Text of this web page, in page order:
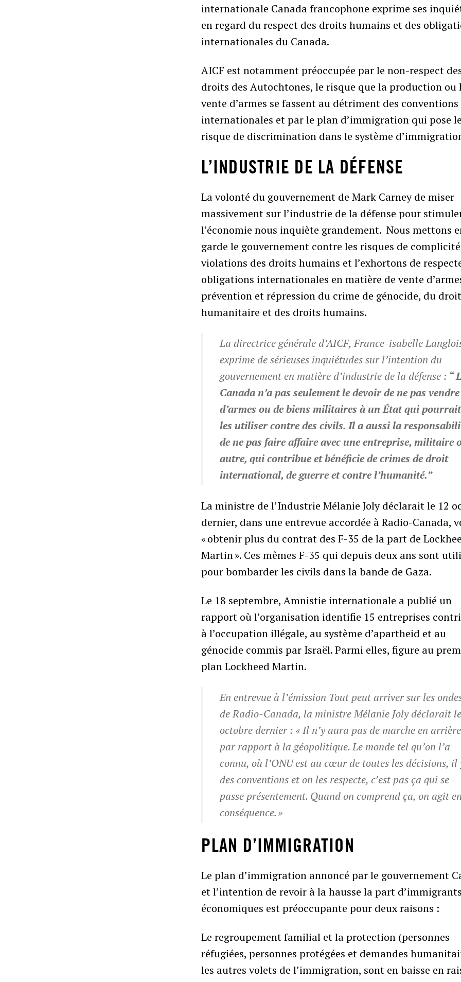
internationale Canada francophone exprime ses
en regard du respect des droits humains et des
internationales du Canada.
AICF est notamment préoccupée par le non-respect
droits des Autochtones, le risque que la production ou
vente d’armes se fassent au détriment des conventions
internationales et par le plan d’immigration qui pose le
risque de discrimination dans le système
L’INDUSTRIE DE LA DÉFENSE
La volonté du gouvernement de Mark Carney de miser
massivement sur l’industrie de la défense pour
l’économie nous inquiète grandement. Nous mettons
garde le gouvernement contre les risques de
violations des droits humains et l’exhortons de
obligations internationales en matière de vente
prévention et répression du crime de génocide, du droit
humanitaire et des droits humains.
La directrice générale d’AICF, France-isabelle
exprime de sérieuses inquiétudes sur l’intention du
gouvernement en matière d’industrie de la défense : “
Canada n’a pas seulement le devoir de ne pas vendre
d’armes ou de biens militaires à un État qui pourrait
les utiliser contre des civils. Il a aussi la
de ne pas faire affaire avec une entreprise, militaire
autre, qui contribue et bénéficie de crimes de droit
international, de guerre et contre l’humanité.”
La ministre de l’Industrie Mélanie Joly déclarait le 12
dernier, dans une entrevue accordée à Radio-Canada,
« obtenir plus du contrat des F-35 de la part de
Martin ». Ces mêmes F-35 qui depuis deux ans sont
pour bombarder les civils dans la bande de Gaza.
Le 18 septembre, Amnistie internationale a publié un
rapport où l’organisation identifie 15 entreprises
à l’occupation illégale, au système d’apartheid et au
génocide commis par Israël. Parmi elles, figure au
plan Lockheed Martin.
En entrevue à l’émission Tout peut arriver sur les
de Radio-Canada, la ministre Mélanie Joly déclarait
octobre dernier : « Il n’y aura pas de marche en arrière
par rapport à la géopolitique. Le monde tel qu’on l’a
connu, où l’ONU est au cœur de toutes les décisions, il
des conventions et on les respecte, c’est pas ça qui se
passe présentement. Quand on comprend ça, on agit en
conséquence. »
PLAN D’IMMIGRATION
Le plan d’immigration annoncé par le gouvernement
et l’intention de revoir à la hausse la part d’immigrants
économiques est préoccupante pour deux raisons :
Le regroupement familial et la protection (personnes
réfugiées, personnes protégées et demandes
les autres volets de l’immigration, sont en baisse en